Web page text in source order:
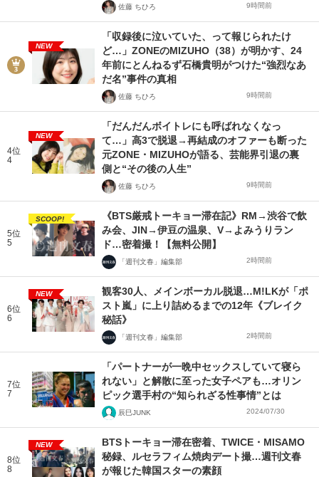
佐藤 ちひろ 9時間前
NEW
「収録後に泣いていた、って報じられたけ
ど…」ZONEのMIZUHO（38）が明かす、24
年前にとんねるず石橋貴明がつけた“強烈なあ
だ名”事件の真相
佐藤 ちひろ 9時間前
4位
4
NEW
「だんだんボイトレにも呼ばれなくなっ
て…」高3で脱退→再結成のオファーも断った
元ZONE・MIZUHOが語る、芸能界引退の裏
側と“その後の人生”
佐藤 ちひろ 9時間前
5位
5
SCOOP!
《BTS厳戒トーキョー滞在記》RM→渋谷で飲
み会、JIN→伊豆の温泉、V→よみうりラン
ド…密着撮！【無料公開】
「週刊文春」編集部 2時間前
6位
6
NEW
観客30人、メインボーカル脱退…M!LKが「ポ
スト嵐」に上り詰めるまでの12年《ブレイク
秘話》
「週刊文春」編集部 2時間前
7位
7
「パートナーが一晩中セックスしていて寝ら
れない」と解散に至った女子ペアも…オリン
ピック選手村の“知られざる性事情”とは
辰巳JUNK 2024/07/30
8位
8
NEW
BTSトーキョー滞在密着、TWICE・MISAMO
秘録、ルセラフィム焼肉デート撮…週刊文春
が報じた韓国スターの素顔